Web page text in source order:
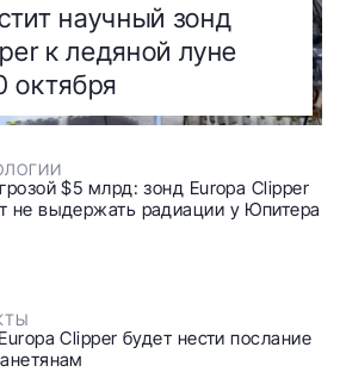
научный зонд
к ледяной луне
октября
$5 млрд: зонд Europa Clipper
не выдержать радиации у Юпитера
Clipper будет нести послание